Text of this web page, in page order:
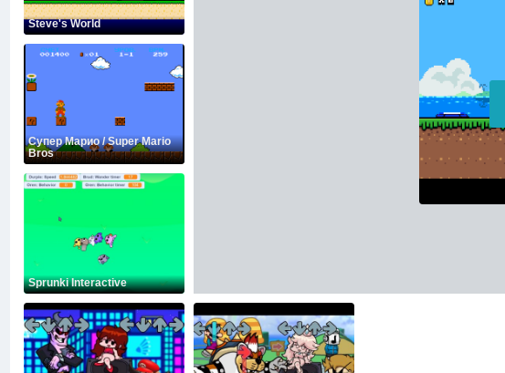
Steve's World
Супер Марио / Super Mario
Bros
Sprunki Interactive